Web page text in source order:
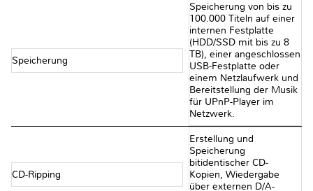
Speicherung
Speicherung von bis zu
100.000 Titeln auf einer
internen Festplatte
(HDD/SSD mit bis zu 8
TB), einer angeschlossen
USB-Festplatte oder
einem Netzlaufwerk und
Bereitstellung der Musik
für UPnP-Player im
Netzwerk.
CD-Ripping
Erstellung und
Speicherung
bitidentischer CD-
Kopien, Wiedergabe
über externen D/A-